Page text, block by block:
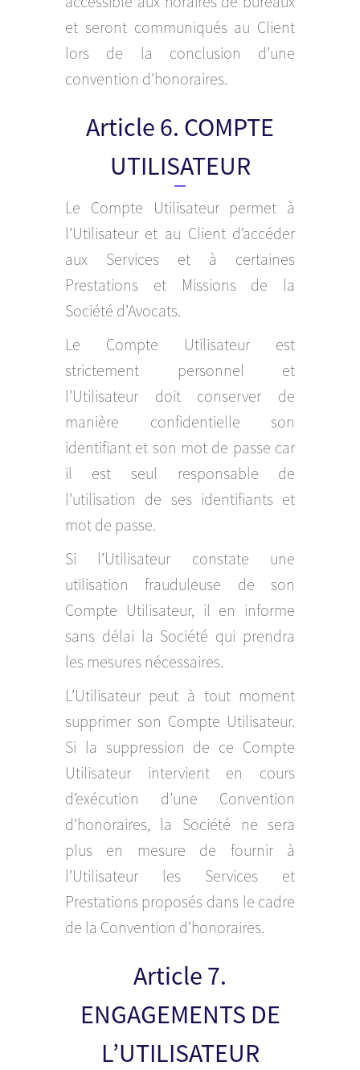
et seront communiqués au Client
lors de la conclusion d’une
convention d’honoraires.
Article 6. COMPTE
UTILISATEUR
Le Compte Utilisateur permet à
l’Utilisateur et au Client d’accéder
aux Services et à certaines
Prestations et Missions de la
Société d’Avocats.
Le Compte Utilisateur est
strictement personnel et
l’Utilisateur doit conserver de
manière confidentielle son
identifiant et son mot de passe car
il est seul responsable de
l’utilisation de ses identifiants et
mot de passe.
Si l’Utilisateur constate une
utilisation frauduleuse de son
Compte Utilisateur, il en informe
sans délai la Société qui prendra
les mesures nécessaires.
L’Utilisateur peut à tout moment
supprimer son Compte Utilisateur.
Si la suppression de ce Compte
Utilisateur intervient en cours
d’exécution d’une Convention
d’honoraires, la Société ne sera
plus en mesure de fournir à
l’Utilisateur les Services et
Prestations proposés dans le cadre
de la Convention d’honoraires.
Article 7.
ENGAGEMENTS DE
L’UTILISATEUR